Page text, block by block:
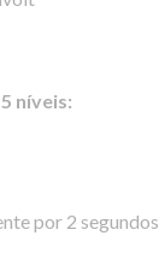
níveis:
por 2